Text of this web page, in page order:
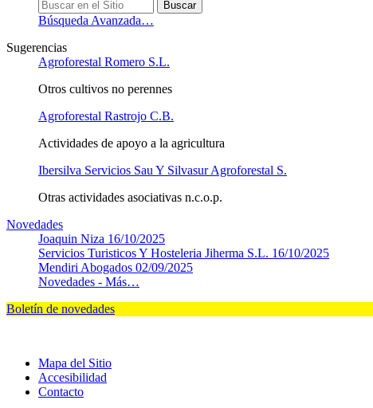
Búsqueda Avanzada…
Sugerencias
Agroforestal Romero S.L.
Otros cultivos no perennes
Agroforestal Rastrojo C.B.
Actividades de apoyo a la agricultura
Ibersilva Servicios Sau Y Silvasur Agroforestal S.
Otras actividades asociativas n.c.o.p.
Novedades
Joaquin Niza 16/10/2025
Servicios Turisticos Y Hosteleria Jiherma S.L. 16/10/2025
Mendiri Abogados 02/09/2025
Novedades - Más…
Boletín de novedades
Mapa del Sitio
Accesibilidad
Contacto